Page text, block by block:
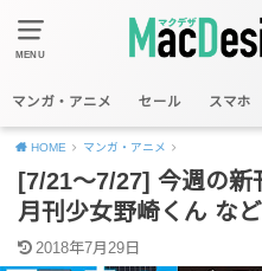
MENU
マンガ・アニメ セール スマホ
HOME マンガ・アニメ
[7/21〜7/27] 今週の新
月刊少女野崎くん など
2018年7月29日